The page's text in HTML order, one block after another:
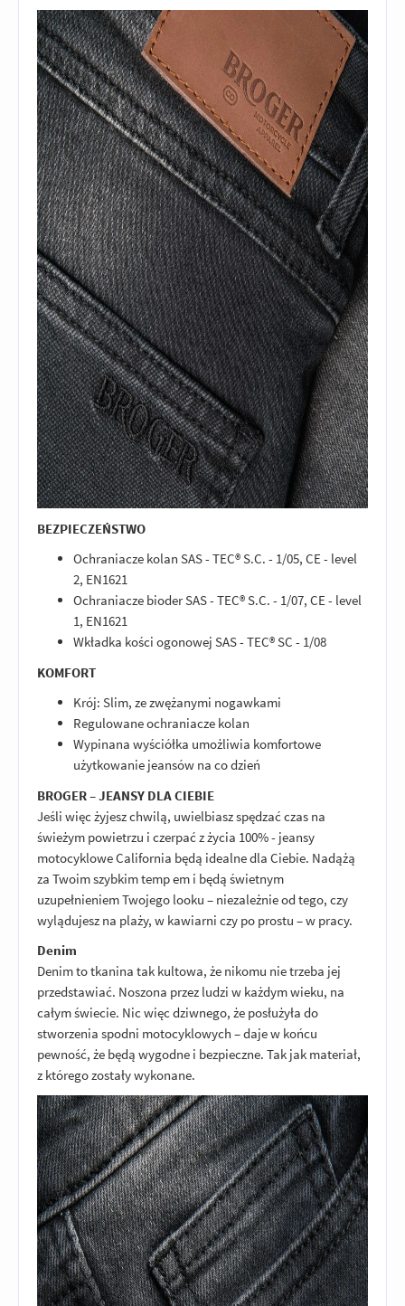
BEZPIECZEŃSTWO
Ochraniacze kolan SAS - TEC® S.C. - 1/05, CE - level
2, EN1621
Ochraniacze bioder SAS - TEC® S.C. - 1/07, CE - level
1, EN1621
Wkładka kości ogonowej SAS - TEC® SC - 1/08
KOMFORT
Krój: Slim, ze zwężanymi nogawkami
Regulowane ochraniacze kolan
Wypinana wyściółka umożliwia komfortowe
użytkowanie jeansów na co dzień
BROGER – JEANSY DLA CIEBIE
Jeśli więc żyjesz chwilą, uwielbiasz spędzać czas na
świeżym powietrzu i czerpać z życia 100% - jeansy
motocyklowe California będą idealne dla Ciebie. Nadążą
za Twoim szybkim temp em i będą świetnym
uzupełnieniem Twojego looku – niezależnie od tego, czy
wylądujesz na plaży, w kawiarni czy po prostu – w pracy.
Denim
Denim to tkanina tak kultowa, że nikomu nie trzeba jej
przedstawiać. Noszona przez ludzi w każdym wieku, na
całym świecie. Nic więc dziwnego, że posłużyła do
stworzenia spodni motocyklowych – daje w końcu
pewność, że będą wygodne i bezpieczne. Tak jak materiał,
z którego zostały wykonane.